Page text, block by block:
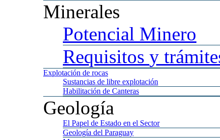
Minerales
Potencial Minero
Requisitos y
Explotación de rocas
Sustancias de libre explotación
Habilitación de Canteras
Geología
El Papel de Estado en el Sector
Geología del Paraguay